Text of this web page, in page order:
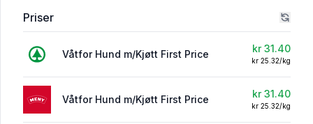
Priser
Våtfor Hund m/Kjøtt First Price kr 31.40
kr 25.32/kg
Våtfor Hund m/Kjøtt First Price kr 31.40
kr 25.32/kg